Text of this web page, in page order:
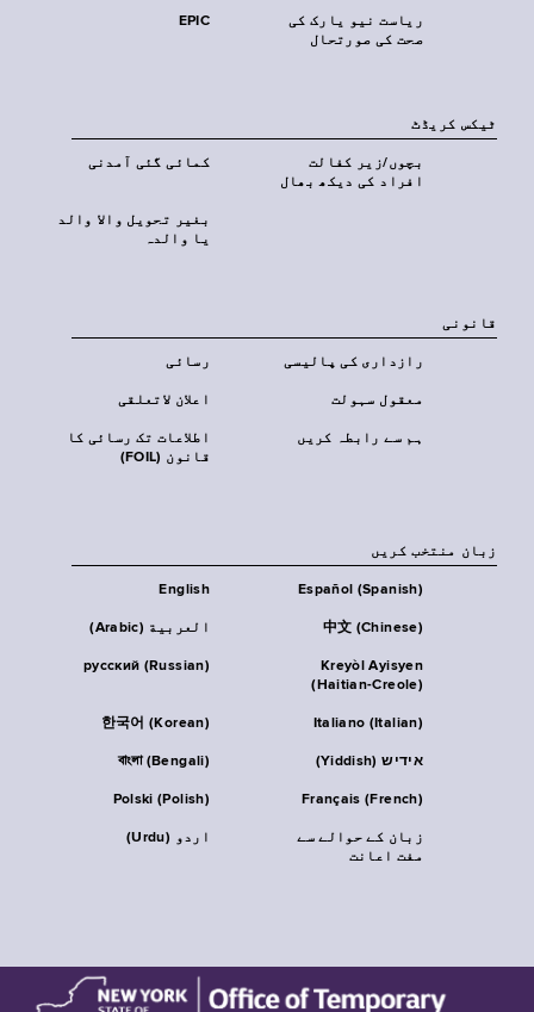
EPIC
ریاست نیو یارک کی
صحت کی صورتحال
ٹیکس کریڈٹ
کمائی گئی آمدنی
بچوں/زیر کفالت
افراد کی دیکھ بھال
بغیر تحویل والا والد
یا والدہ
قانونی
رسائی رازداری کی پالیسی
اعلان لاتعلقی معقول سہولت
اطلاعات تک رسائی کا
قانون (FOIL)
ہم سے رابطہ کریں
زبان منتخب کریں
English Español (Spanish)
العربية (Arabic) 中文 (Chinese)
русский (Russian)
Kreyòl Ayisyen
(Haitian-Creole)
한국어 (Korean) Italiano (Italian)
বাংলা (Bengali) אידיש (Yiddish)
Polski (Polish) Français (French)
اردو (Urdu)
زبان کے حوالے سے
مفت اعانت